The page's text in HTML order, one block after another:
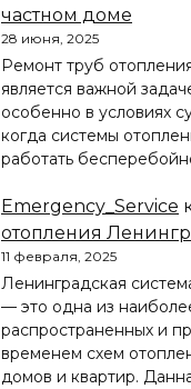
частном доме
28 июня, 2025
Ремонт труб
является важной
особенно в условиях
когда системы
работать
Emergency_Service
отопления
11 февраля, 2025
Ленинградская
— это одна из
распространенных и
временем схем
домов и квартир.